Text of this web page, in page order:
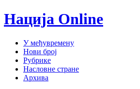
Нација Online
У међувремену
Нови број
Рубрике
Насловне стране
Архива